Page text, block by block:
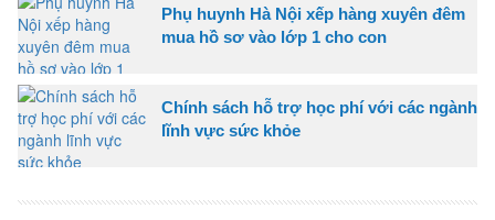
Phụ huynh Hà Nội xếp hàng xuyên đêm
mua hồ sơ vào lớp 1 cho con
Chính sách hỗ trợ học phí với các ngành
lĩnh vực sức khỏe